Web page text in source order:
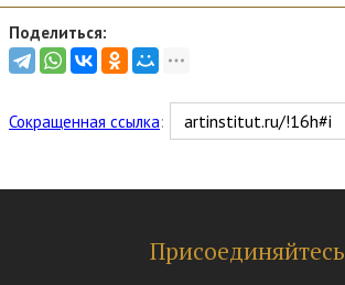
Поделиться:
Сокращенная ссылка:
Присоединяйтесь